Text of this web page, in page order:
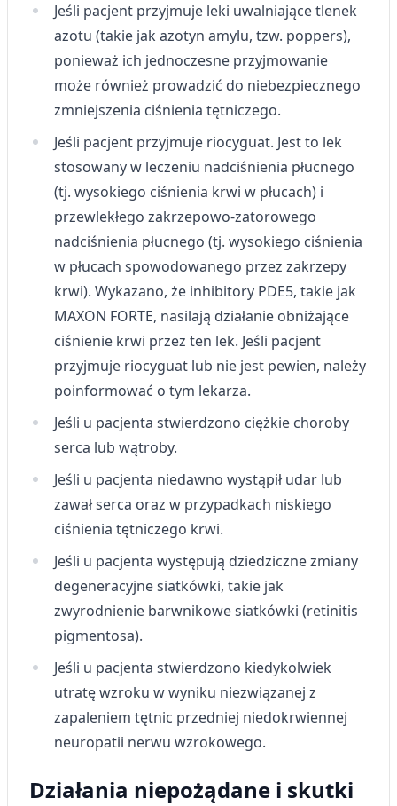
Jeśli pacjent przyjmuje leki uwalniające tlenek
azotu (takie jak azotyn amylu, tzw. poppers),
ponieważ ich jednoczesne przyjmowanie
może również prowadzić do niebezpiecznego
zmniejszenia ciśnienia tętniczego.
Jeśli pacjent przyjmuje riocyguat. Jest to lek
stosowany w leczeniu nadciśnienia płucnego
(tj. wysokiego ciśnienia krwi w płucach) i
przewlekłego zakrzepowo-zatorowego
nadciśnienia płucnego (tj. wysokiego ciśnienia
w płucach spowodowanego przez zakrzepy
krwi). Wykazano, że inhibitory PDE5, takie jak
MAXON FORTE, nasilają działanie obniżające
ciśnienie krwi przez ten lek. Jeśli pacjent
przyjmuje riocyguat lub nie jest pewien, należy
poinformować o tym lekarza.
Jeśli u pacjenta stwierdzono ciężkie choroby
serca lub wątroby.
Jeśli u pacjenta niedawno wystąpił udar lub
zawał serca oraz w przypadkach niskiego
ciśnienia tętniczego krwi.
Jeśli u pacjenta występują dziedziczne zmiany
degeneracyjne siatkówki, takie jak
zwyrodnienie barwnikowe siatkówki (retinitis
pigmentosa).
Jeśli u pacjenta stwierdzono kiedykolwiek
utratę wzroku w wyniku niezwiązanej z
zapaleniem tętnic przedniej niedokrwiennej
neuropatii nerwu wzrokowego.
Działania niepożądane i skutki